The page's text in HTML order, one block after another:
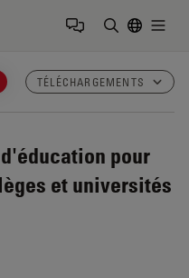
TÉLÉCHARGEMENTS
pour
et universités